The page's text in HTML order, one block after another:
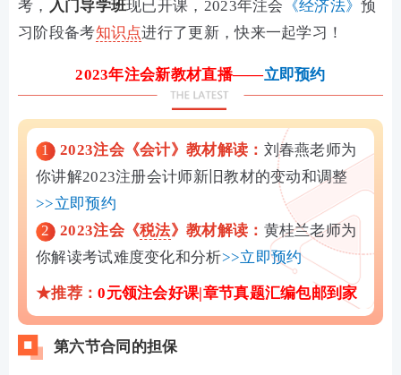
考， 入门导学班现已开课，2023年注会 《经济法》预
习阶段备考知识点进行了更新，快来一起学习！
2023年注会新教材直播——立即预约
1 2023注会《会计》教材解读： 刘春燕老师为
你讲解2023注册会计师新旧教材的变动和调整
>>立即预约
2
2023注会《税法》教材解读： 黄桂兰老师为
你解读考试难度变化和分析>>立即预约
★推荐：0元领注会好课|章节真题汇编包邮到家
第六节合同的担保